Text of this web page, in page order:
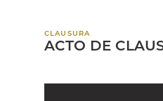
CLAUSURA
ACTO DE